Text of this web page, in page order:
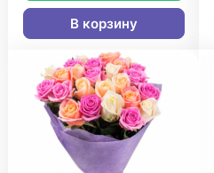
В корзину